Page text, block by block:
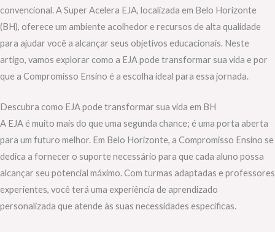
convencional. A Super Acelera EJA, localizada em Belo Horizonte
(BH), oferece um ambiente acolhedor e recursos de alta qualidade
para ajudar você a alcançar seus objetivos educacionais. Neste
artigo, vamos explorar como a EJA pode transformar sua vida e por
que a Compromisso Ensino é a escolha ideal para essa jornada.
Descubra como EJA pode transformar sua vida em BH
A EJA é muito mais do que uma segunda chance; é uma porta aberta
para um futuro melhor. Em Belo Horizonte, a Compromisso Ensino se
dedica a fornecer o suporte necessário para que cada aluno possa
alcançar seu potencial máximo. Com turmas adaptadas e professores
experientes, você terá uma experiência de aprendizado
personalizada que atende às suas necessidades específicas.